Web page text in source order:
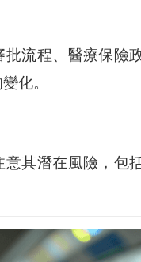
流程、醫療保險
化。
其潛在風險，包